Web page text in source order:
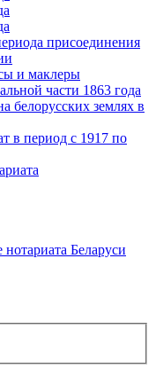
присоединения
и маклеры
части 1863 года
белорусских землях в
в период с 1917 по
Беларуси